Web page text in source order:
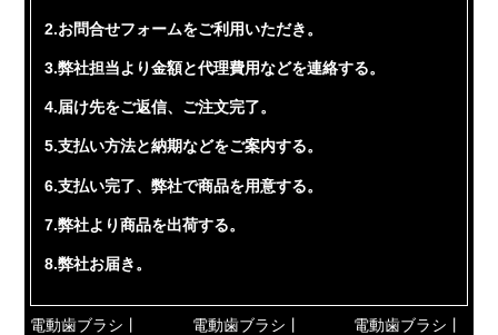
2.お問合せフォームをご利用いただき。
3.弊社担当より金額と代理費用などを連絡する。
4.届け先をご返信、ご注文完了。
5.支払い方法と納期などをご案内する。
6.支払い完了、弊社で商品を用意する。
7.弊社より商品を出荷する。
8.弊社お届き。
電動歯ブラシ丨 電動歯ブラシ丨 電動歯ブラシ丨